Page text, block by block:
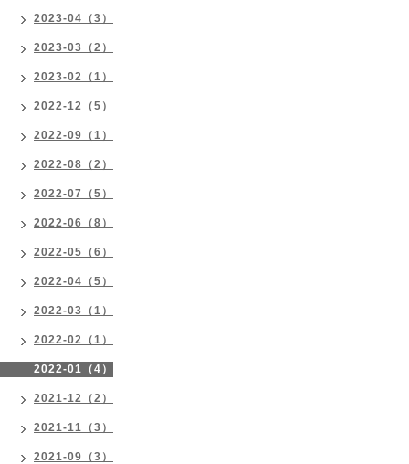
2023-04（3）
2023-03（2）
2023-02（1）
2022-12（5）
2022-09（1）
2022-08（2）
2022-07（5）
2022-06（8）
2022-05（6）
2022-04（5）
2022-03（1）
2022-02（1）
2022-01（4）
2021-12（2）
2021-11（3）
2021-09（3）